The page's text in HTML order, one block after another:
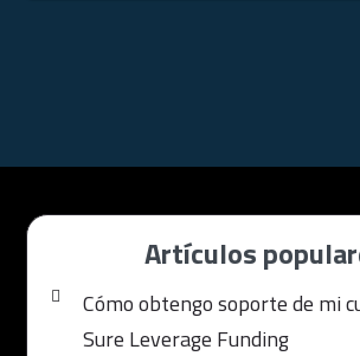
Artículos
Cómo obtengo soporte de mi
Sure Leverage Funding